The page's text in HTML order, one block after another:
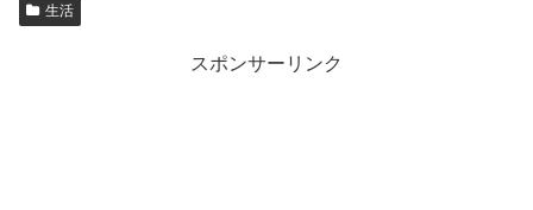
生活
スポンサーリンク